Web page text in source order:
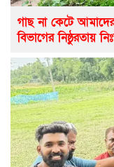
গাছ না কেটে
বিভাগের নিষ্ঠুরতায়